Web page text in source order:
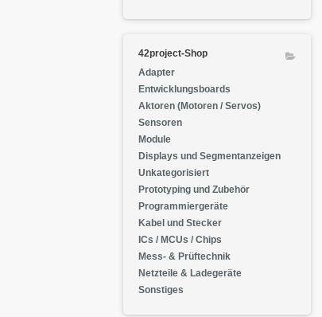
42project-Shop
Adapter
Entwicklungsboards
Aktoren (Motoren / Servos)
Sensoren
Module
Displays und Segmentanzeigen
Unkategorisiert
Prototyping und Zubehör
Programmiergeräte
Kabel und Stecker
ICs / MCUs / Chips
Mess- & Prüftechnik
Netzteile & Ladegeräte
Sonstiges